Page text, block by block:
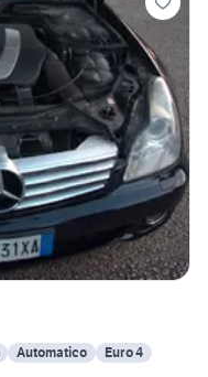
Automatico Euro 4